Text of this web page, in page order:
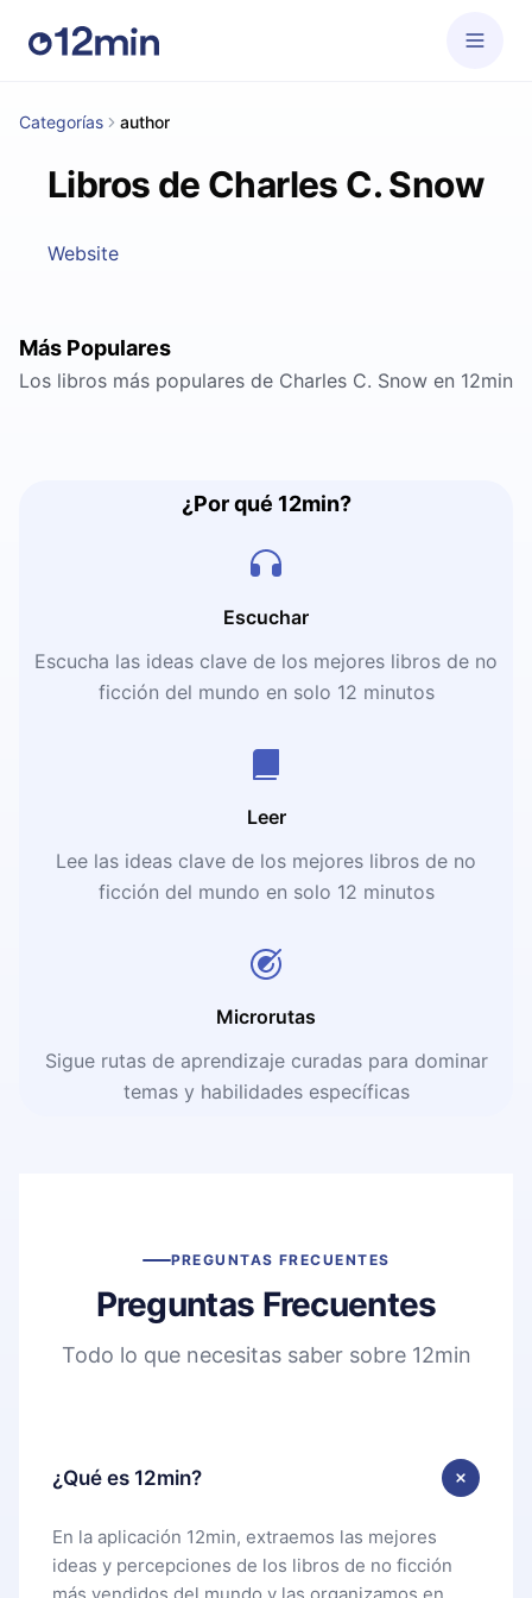
Categorías author
Libros de Charles C. Snow
Website
Más Populares
Los libros más populares de Charles C. Snow en 12min
¿Por qué 12min?
Escuchar
Escucha las ideas clave de los mejores libros de no
ficción del mundo en solo 12 minutos
Leer
Lee las ideas clave de los mejores libros de no
ficción del mundo en solo 12 minutos
Microrutas
Sigue rutas de aprendizaje curadas para dominar
temas y habilidades específicas
PREGUNTAS FRECUENTES
Preguntas Frecuentes
Todo lo que necesitas saber sobre 12min
¿Qué es 12min?
En la aplicación 12min, extraemos las mejores
ideas y percepciones de los libros de no ficción